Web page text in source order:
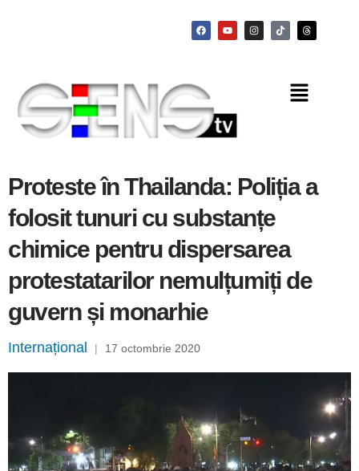
Proteste în Thailanda: Poliția a
folosit tunuri cu substanțe
chimice pentru dispersarea
protestatarilor nemulțumiți de
guvern și monarhie
Internațional | 17 octombrie 2020